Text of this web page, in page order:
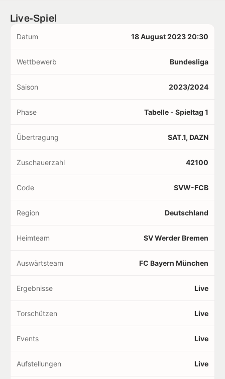
Live-Spiel
Datum 18 August 2023 20:30
Wettbewerb Bundesliga
Saison 2023/2024
Phase Tabelle - Spieltag 1
Übertragung SAT.1, DAZN
Zuschauerzahl 42100
Code SVW-FCB
Region Deutschland
Heimteam SV Werder Bremen
Auswärtsteam FC Bayern München
Ergebnisse Live
Torschützen Live
Events Live
Aufstellungen Live